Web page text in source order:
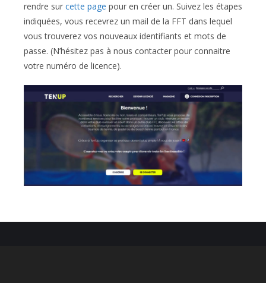
rendre sur cette page pour en créer un. Suivez les étapes
indiquées, vous recevrez un mail de la FFT dans lequel
vous trouverez vos nouveaux identifiants et mots de
passe. (N’hésitez pas à nous contacter pour connaitre
votre numéro de licence).